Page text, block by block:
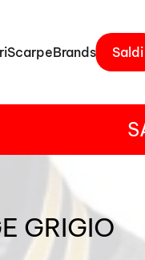
ScarpeBrands Saldi
GRIGIO